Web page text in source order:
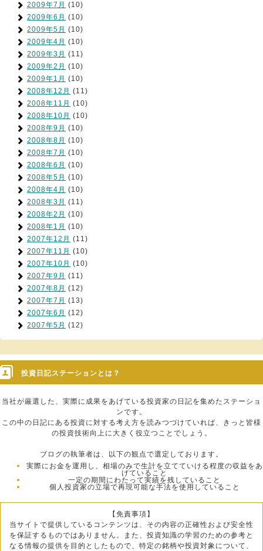
2009年7月 (10)
2009年6月 (10)
2009年5月 (10)
2009年4月 (10)
2009年3月 (11)
2009年2月 (10)
2009年1月 (10)
2008年12月 (11)
2008年11月 (10)
2008年10月 (10)
2008年9月 (10)
2008年8月 (10)
2008年7月 (10)
2008年6月 (10)
2008年5月 (10)
2008年4月 (10)
2008年3月 (11)
2008年2月 (10)
2008年1月 (10)
2007年12月 (11)
2007年11月 (10)
2007年10月 (10)
2007年9月 (11)
2007年8月 (12)
2007年7月 (13)
2007年6月 (12)
2007年5月 (12)
投資日記ステーションとは？
当社が厳選した、実際に成果をあげている投資家の日記を集めたステーショ
ンです。
この中の日記にある投資に対する考え方を読みつづけていれば、きっと皆様
の投資技術向上に大きく役立つことでしょう。
ブログの執筆者は、以下の観点で選定しております。
実際にお金を運用し、相場のみで生計を立てていける程度の収益をあ
げていること
一定の期間にわたって実績を残していること
個人投資家の立場で再現可能な手法を使用していること
【免責事項】
当サイトで提供しているコンテンツは、その内容の正確性および安全性
を保証するものではありません。また、投資知識の学習のための参考と
なる情報の提供を目的としたもので、特定の銘柄や投資対象について、